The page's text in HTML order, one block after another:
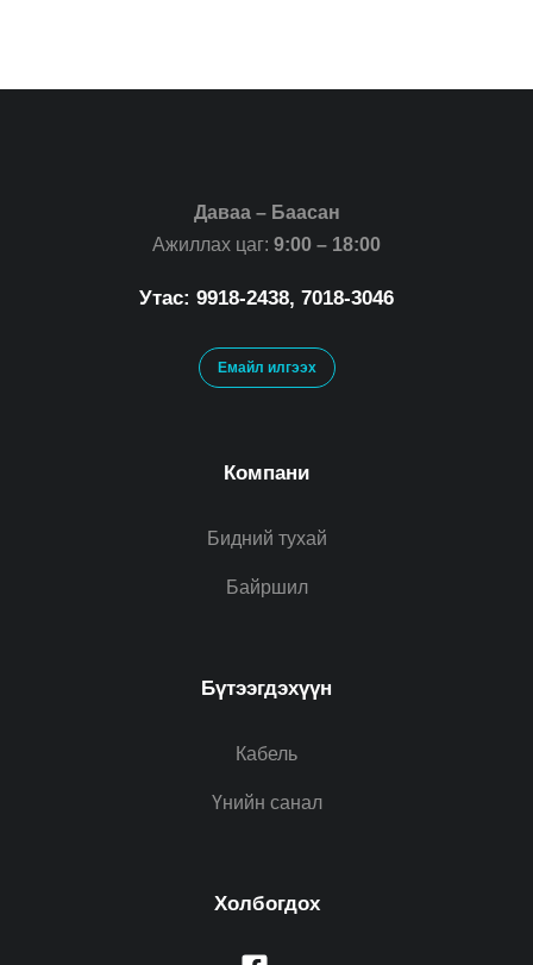
Даваа – Баасан
Ажиллах цаг: 9:00 – 18:00
Утас: 9918-2438, 7018-3046
Емайл илгээх
Компани
Бидний тухай
Байршил
Бүтээгдэхүүн
Кабель
Үнийн санал
Холбогдох